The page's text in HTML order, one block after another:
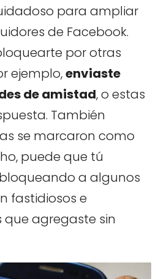
para ampliar
de Facebook.
por otras
ejemplo,enviaste
de amistad, o estas
También
se marcaron como
puede que tú
a algunos
fastidiosos e
que agregaste sin